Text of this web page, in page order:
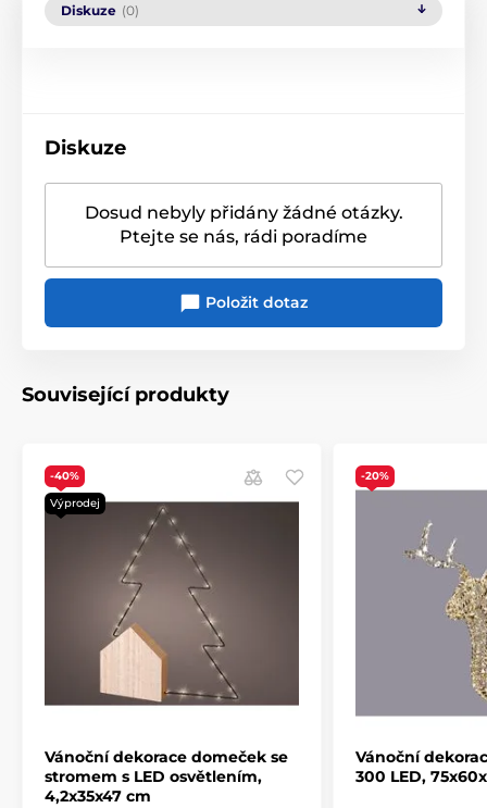
Diskuze (0)
Diskuze
Dosud nebyly přidány žádné otázky.
Ptejte se nás, rádi poradíme
Položit dotaz
Související produkty
-40%
Výprodej
Vánoční dekorace domeček se
stromem s LED osvětlením,
4,2x35x47 cm
-20%
Vánoční
300 LED,